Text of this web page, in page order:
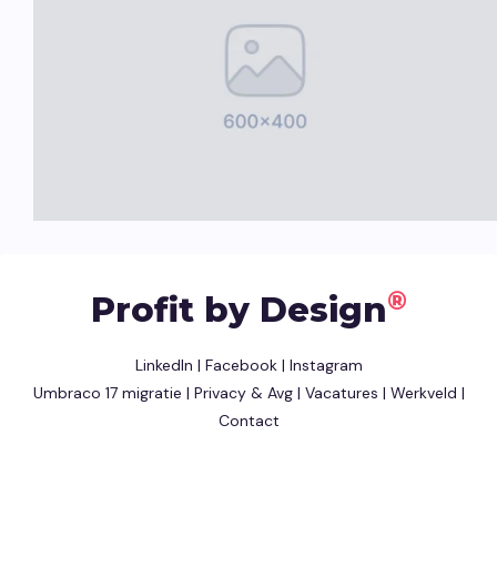
Profit by Design®
LinkedIn | Facebook| Instagram
Umbraco 17 migratie | Privacy & Avg| Vacatures | Werkveld |
Contact